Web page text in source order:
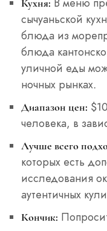
Кухня:
сычуаньской
блюда из
блюда
уличной еды
ночных рынках.
Диапазон цен:
человека, в
Лучше всего
которых есть
исследования
аутентичных
Кончик: